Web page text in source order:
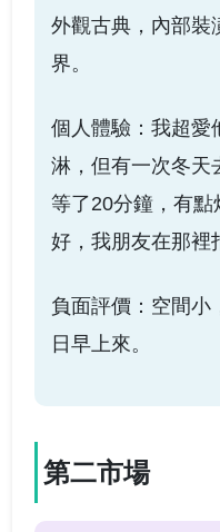
外觀古典，內部裝
界。
個人體驗：我超愛
淋，但有一次冬天
等了20分鐘，有點
好，我朋友在那裡
負面評價：空間小
日早上來。
第二市場